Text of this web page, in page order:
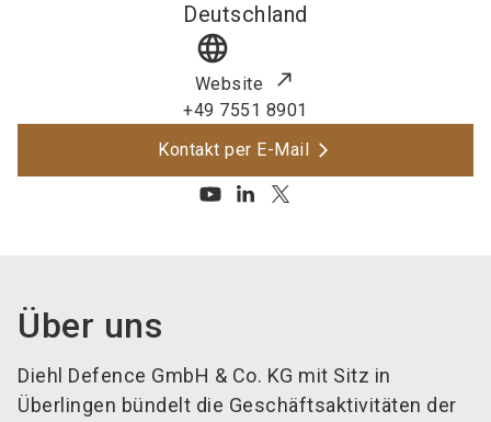
Deutschland
language
Website
+49 7551 8901
Kontakt per E-Mail
Über uns
Diehl Defence GmbH & Co. KG mit Sitz in
Überlingen bündelt die Geschäftsaktivitäten der